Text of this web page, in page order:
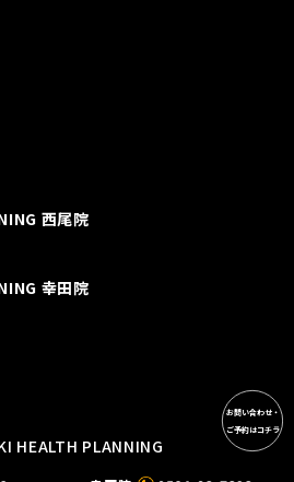
西尾院
幸田院
HEALTH PLANNING
お問い合わせ・
ご予約はコチラ